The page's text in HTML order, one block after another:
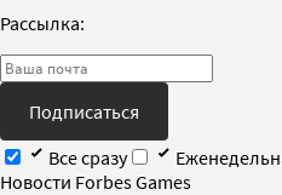
Рассылка:
Подписаться
Все сразу
Новости Forbes Games